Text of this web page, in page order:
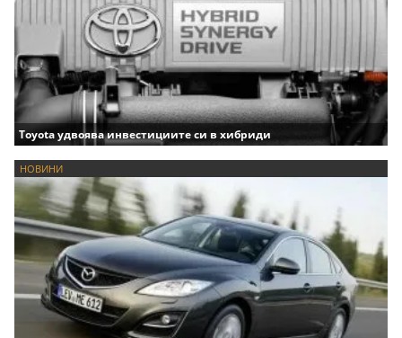
Toyota удвоява инвестициите си в хибриди
НОВИНИ